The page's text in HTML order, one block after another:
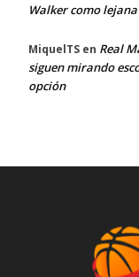
Walker como
MiquelTS en Real
siguen mirando
opción